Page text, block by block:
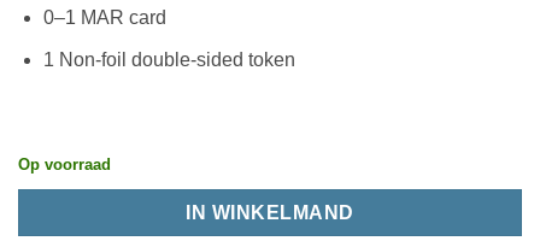
0–1 MAR card
1 Non-foil double-sided token
Op voorraad
IN WINKELMAND